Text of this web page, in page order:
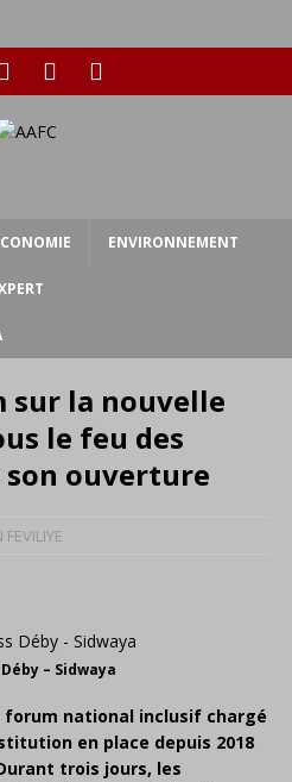
ENVIRONNEMENT
sur la nouvelle
le feu des
ouverture
– Sidwaya
forum national inclusif chargé
en place depuis 2018
trois jours, les